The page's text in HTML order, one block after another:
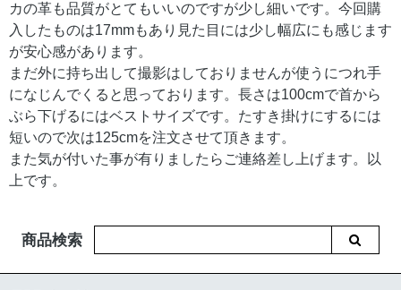
カの革も品質がとてもいいのですが少し細いです。今回購
入したものは17mmもあり見た目には少し幅広にも感じます
が安心感があります。
まだ外に持ち出して撮影はしておりませんが使うにつれ手
になじんでくると思っております。長さは100cmで首から
ぶら下げるにはベストサイズです。たすき掛けにするには
短いので次は125cmを注文させて頂きます。
また気が付いた事が有りましたらご連絡差し上げます。以
上です。
商品検索